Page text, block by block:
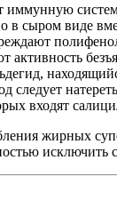
в сыром виде
следует
входят
жирных
исключить